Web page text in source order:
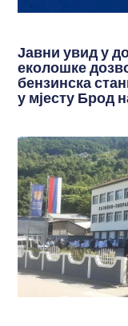
Јавни увид у
еколошке
бензинска
у мјесту Брод